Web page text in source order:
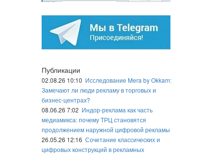
Публикации
02.08.26 10:10 Исследование Mera by Okkam:
Замечают ли люди рекламу в торговых и
бизнес-центрах?
08.06.26 7:02 Индор-реклама как часть
медиамикса: почему ТРЦ становятся
продолжением наружной цифровой рекламы
26.05.26 12:16 Сочетание классических и
цифровых конструкций в рекламных